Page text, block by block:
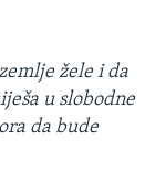
žele i da
u slobodne
da bude